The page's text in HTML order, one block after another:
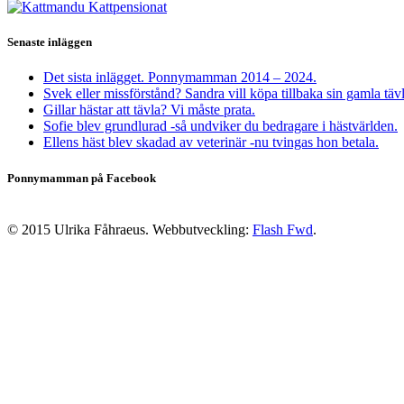
Senaste inläggen
Det sista inlägget. Ponnymamman 2014 – 2024.
Svek eller missförstånd? Sandra vill köpa tillbaka sin gamla
Gillar hästar att tävla? Vi måste prata.
Sofie blev grundlurad -så undviker du bedragare i hästvärlden.
Ellens häst blev skadad av veterinär -nu tvingas hon betala.
Ponnymamman på Facebook
© 2015 Ulrika Fåhraeus. Webbutveckling: Flash Fwd.